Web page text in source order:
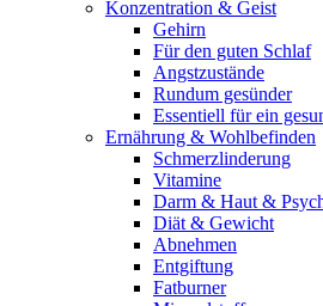
Konzentration & Geist
Gehirn
Für den guten Schlaf
Angstzustände
Rundum gesünder
Essentiell für ein
Ernährung & Wohlbefinden
Schmerzlinderung
Vitamine
Darm & Haut &
Diät & Gewicht
Abnehmen
Entgiftung
Fatburner